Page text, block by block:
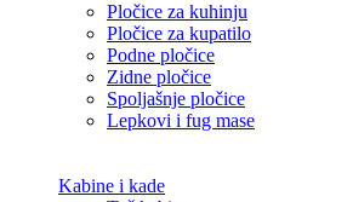
Pločice za kuhinju
Pločice za kupatilo
Podne pločice
Zidne pločice
Spoljašnje pločice
Lepkovi i fug mase
Kabine i kade